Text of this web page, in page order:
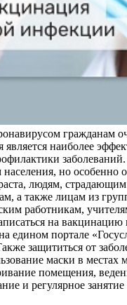
гражданам
является наиболее
заболеваний.
но особенно
людям,
а также лицам из
работникам,
на
едином портале
защититься от
маски в местах
помещения,
и регулярное